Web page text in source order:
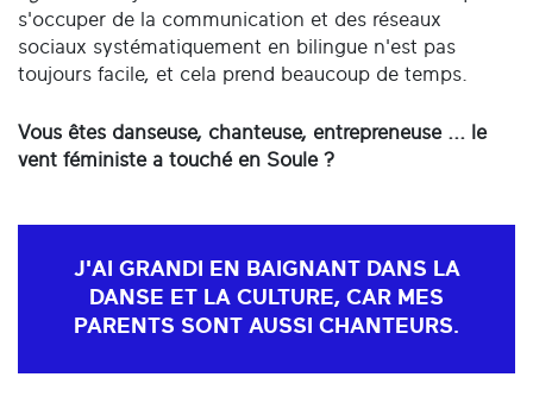
s'occuper de la communication et des réseaux
sociaux systématiquement en bilingue n'est pas
toujours facile, et cela prend beaucoup de temps.
Vous êtes danseuse, chanteuse, entrepreneuse ... le
vent féministe a touché en Soule ?
J'AI GRANDI EN BAIGNANT DANS LA
DANSE ET LA CULTURE, CAR MES
PARENTS SONT AUSSI CHANTEURS.